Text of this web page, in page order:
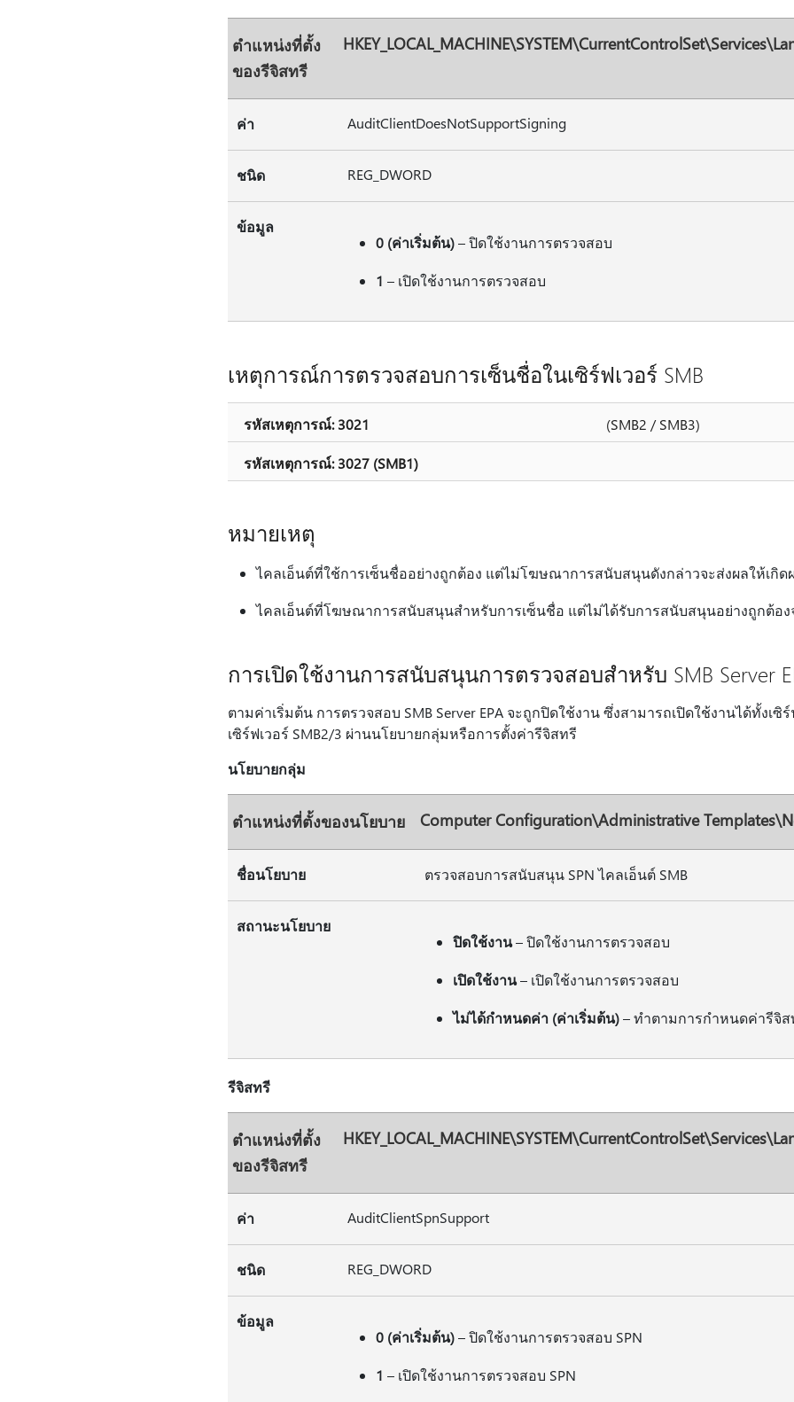
ตําแหน่งที่ตั้ง
ของรีจิสทรี
ค่า AuditClientDoesNotSupportSigning
ชนิด REG_DWORD
ข้อมูล
0 (ค่าเริ่มต้น)– ปิดใช้งานการตรวจสอบ
1 – เปิดใช้งานการตรวจสอบ
เหตุการณ์การตรวจสอบการเซ็นชื่อในเซิร์ฟเวอร์ SMB
รหัสเหตุการณ์: 3021 (SMB2 / SMB3)
รหัสเหตุการณ์: 3027 (SMB1)
หมายเหตุ
ไคลเอ็นต์ที่ใช้การเซ็นชื่ออย่างถูกต้อง แต่ไม่โฆษณาการสนับสนุนดังกล่าวจะส่งผลให้เกิ
ไคลเอ็นต์ที่โฆษณาการสนับสนุนสําหรับการเซ็นชื่อ แต่ไม่ได้รับการสนับสนุนอย่างถูกต้อง
การเปิดใช้งานการสนับสนุนการตรวจสอบสําหรับ SMB Server
ตามค่าเริ่มต้น การตรวจสอบ SMB Server EPA จะถูกปิดใช้งาน ซึ่งสามารถเปิดใช้งานได้ทั้งเซิร์
เซิร์ฟเวอร์ SMB2/3 ผ่านนโยบายกลุ่มหรือการตั้งค่ารีจิสทรี
นโยบายกลุ่ม
ตําแหน่งที่ตั้งของนโยบาย Computer Configuration\Administrative
ชื่อนโยบาย ตรวจสอบการสนับสนุน SPN ไคลเอ็นต์ SMB
สถานะนโยบาย
ปิดใช้งาน– ปิดใช้งานการตรวจสอบ
เปิดใช้งาน– เปิดใช้งานการตรวจสอบ
ไม่ได้กําหนดค่า (ค่าเริ่มต้น)– ทําตามการกําหนดค่ารีจิส
รีจิสทรี
ตําแหน่งที่ตั้ง
ของรีจิสทรี
ค่า AuditClientSpnSupport
ชนิด REG_DWORD
ข้อมูล
0 (ค่าเริ่มต้น)– ปิดใช้งานการตรวจสอบ SPN
1 – เปิดใช้งานการตรวจสอบ SPN